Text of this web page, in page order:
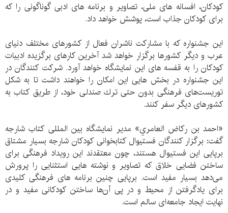
کودکان، افسانه های ملی، تصاویر و برنامه های ادبی گوناگونی را که
برای کودکان جذاب است، پوشش خواهد داد.
این جشنواره که با مشارکت ناشران فعال از کشورهای مختلف دنیای
عرب و دیگر کشورها برگزار خواهد شد آخرین کارهای برگزیده ادبیات
کودکان را به قفسه های این نمایشگاه خواهد آورد. شرکت کنندگان در
این جشنواره در بخش هایی این امکان را خواهند داشت تا به شکل
توریست‌های فرهنگی بدون حتی ترك صندلی خود، از طریق کتاب به
کشورهای دیگر سفر کنند.
«احمد بن رکاض العامري» مدیر نمایشگاه بین المللی کتاب شارجه
گفت: برگزار کنندگان فستیوال کتابخوانی کودکان شارجه بسیار مشتاق
برپایی این فستیوال هستند، چون معتقدند این رویداد فرهنگی برای
ساختن فضایی خلاق که تصاویر و نوشته هایی استثنایی را پرورش
می‌دهد بسیار مفید است. برپایی چنین برنامه های فرهنگی کلیدی
برای یادگرفتن از محیط و در پی آن‌ها ساختن کودکانی مفید و در
نهایت ایجاد جامعه‌ای سالم است.